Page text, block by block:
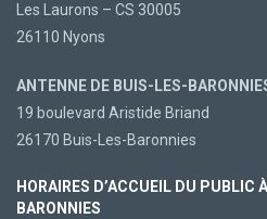
Les Laurons – CS 30005
26110 Nyons
ANTENNE DE BUIS-LES-
19 boulevard Aristide Briand
26170 Buis-Les-Baronnies
HORAIRES D’ACCUEIL DU PUBLIC
BARONNIES